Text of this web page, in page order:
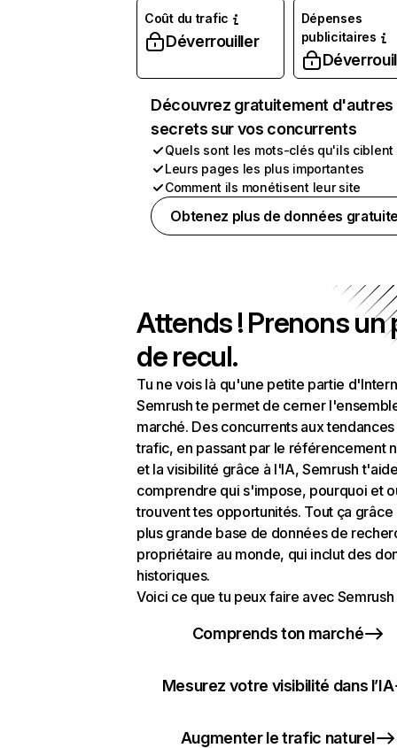
Coût du trafic
Déverrouiller
Dépenses
publicitaires
Découvrez gratuitement d'autres
secrets sur vos concurrents
Quels sont les mots-clés qu'ils ciblent
Leurs pages les plus importantes
Comment ils monétisent leur site
Obtenez plus de données
Attends ! Prenons un
de recul.
Tu ne vois là qu'une petite partie
Semrush te permet de cerner
marché. Des concurrents aux
trafic, en passant par le référencement
et la visibilité grâce à l'IA, Semrush
comprendre qui s'impose, pourquoi et
trouvent tes opportunités. Tout ça grâce
plus grande base de données de
propriétaire au monde, qui inclut des
historiques.
Voici ce que tu peux faire avec Semrush
Comprends ton marché
Mesurez votre visibilité dans l’IA
Augmenter le trafic naturel